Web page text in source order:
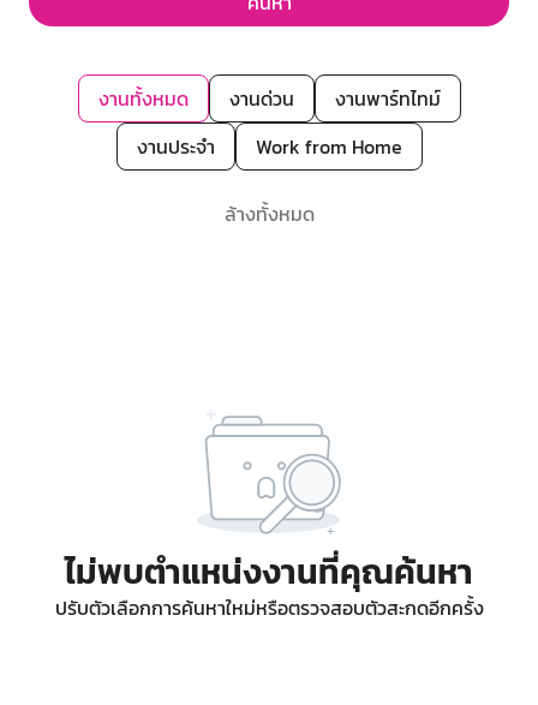
งานทั้งหมด งานด่วน
งานพาร์ทไทม์
งานประจำ
Work from Home
ล้างทั้งหมด
ไม่พบตำแหน่งงานที่คุณค้นหา
ปรับตัวเลือกการค้นหาใหม่หรือตรวจสอบตัวสะกดอีกครั้ง